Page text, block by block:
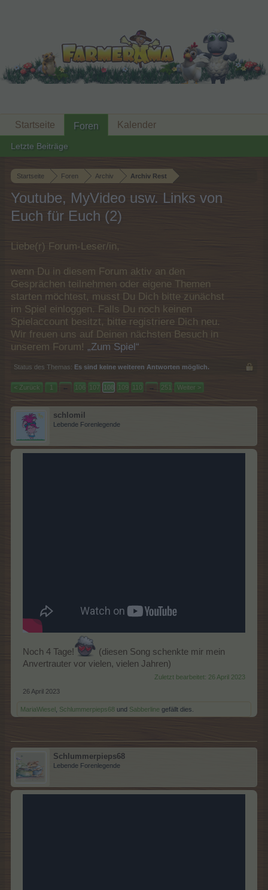
Startseite Foren Archiv Archiv Rest
Youtube, MyVideo usw. Links von
Euch für Euch (2)
Liebe(r) Forum-Leser/in,
wenn Du in diesem Forum aktiv an den
Gesprächen teilnehmen oder eigene Themen
starten möchtest, musst Du Dich bitte zunächst
im Spiel einloggen. Falls Du noch keinen
Spielaccount besitzt, bitte registriere Dich neu.
Wir freuen uns auf Deinen nächsten Besuch in
unserem Forum! „Zum Spiel“
Status des Themas: Es sind keine weiteren Antworten möglich.
< Zurück 1 ← 106 107 108 109 110 → 251 Weiter >
schlomil
Lebende Forenlegende
Noch 4 Tage!
(diesen Song schenkte mir mein
Anvertrauter vor vielen, vielen Jahren)
Zuletzt bearbeitet: 26 April 2023
26 April 2023
MariaWiesel Schlummerpieps68 und Sabberline gefällt dies.
Schlummerpieps68
Lebende Forenlegende
Startseite Foren
Letzte Beiträge
Kalender